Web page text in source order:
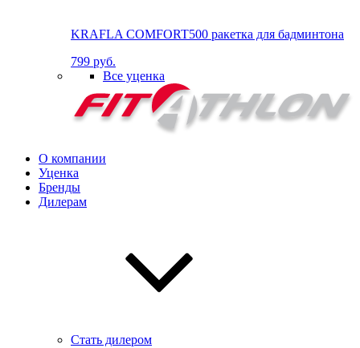
KRAFLA COMFORT500 ракетка для бадминтона
799 руб.
Все уценка
О компании
Уценка
Бренды
Дилерам
Стать дилером